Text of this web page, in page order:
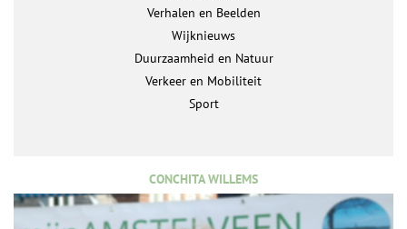
Verhalen en Beelden
Wijknieuws
Duurzaamheid en Natuur
Verkeer en Mobiliteit
Sport
CONCHITA WILLEMS